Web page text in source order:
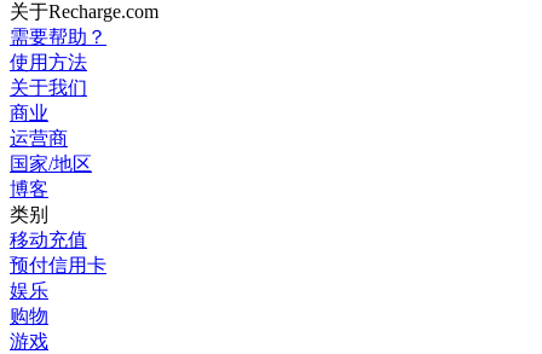
关于Recharge.com
需要帮助？
使用方法
关于我们
商业
运营商
国家/地区
博客
类别
移动充值
预付信用卡
娱乐
购物
游戏